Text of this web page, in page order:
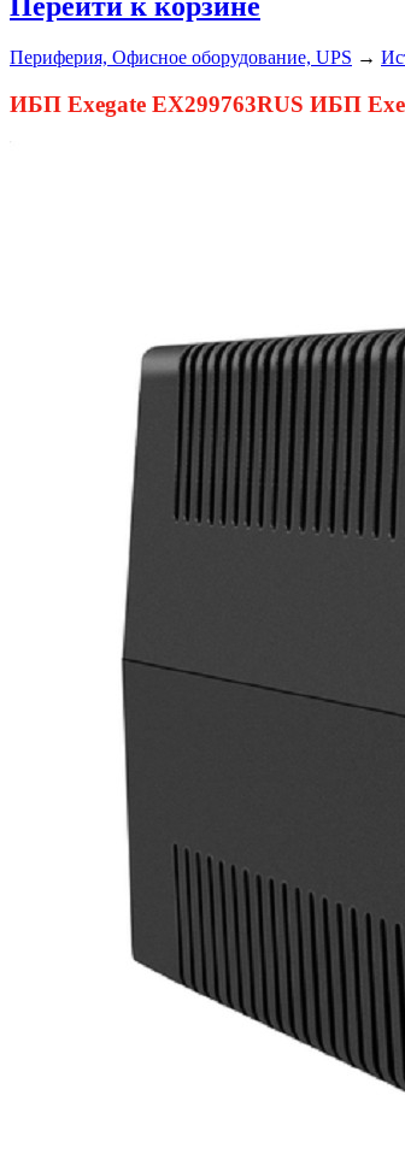
Периферия, Офисное оборудование, UPS →
ИБП Exegate EX299763RUS ИБП